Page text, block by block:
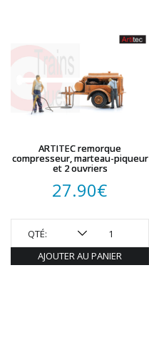
ARTITEC remorque
compresseur, marteau-piqueur
et 2 ouvriers
27.90€
QTÉ:
AJOUTER AU PANIER